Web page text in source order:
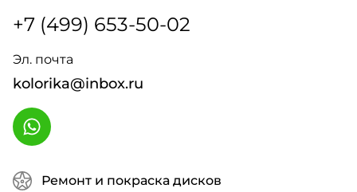
+7 (499) 653-50-02
Эл. почта
kolorika@inbox.ru
Ремонт и покраска дисков